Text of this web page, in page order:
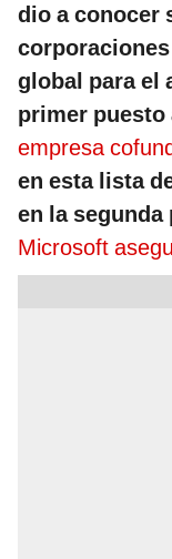
dio a conocer
global para el
primer puesto
empresa
en esta lista
en la
Microsoft